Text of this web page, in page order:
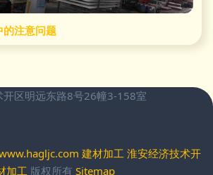
的注意问题
开区明远东路8号26幢3-158室
建材加工 淮安经济技术开
加工 版权所有 Sitemap